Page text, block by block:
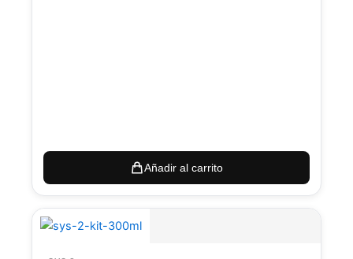
Añadir al carrito